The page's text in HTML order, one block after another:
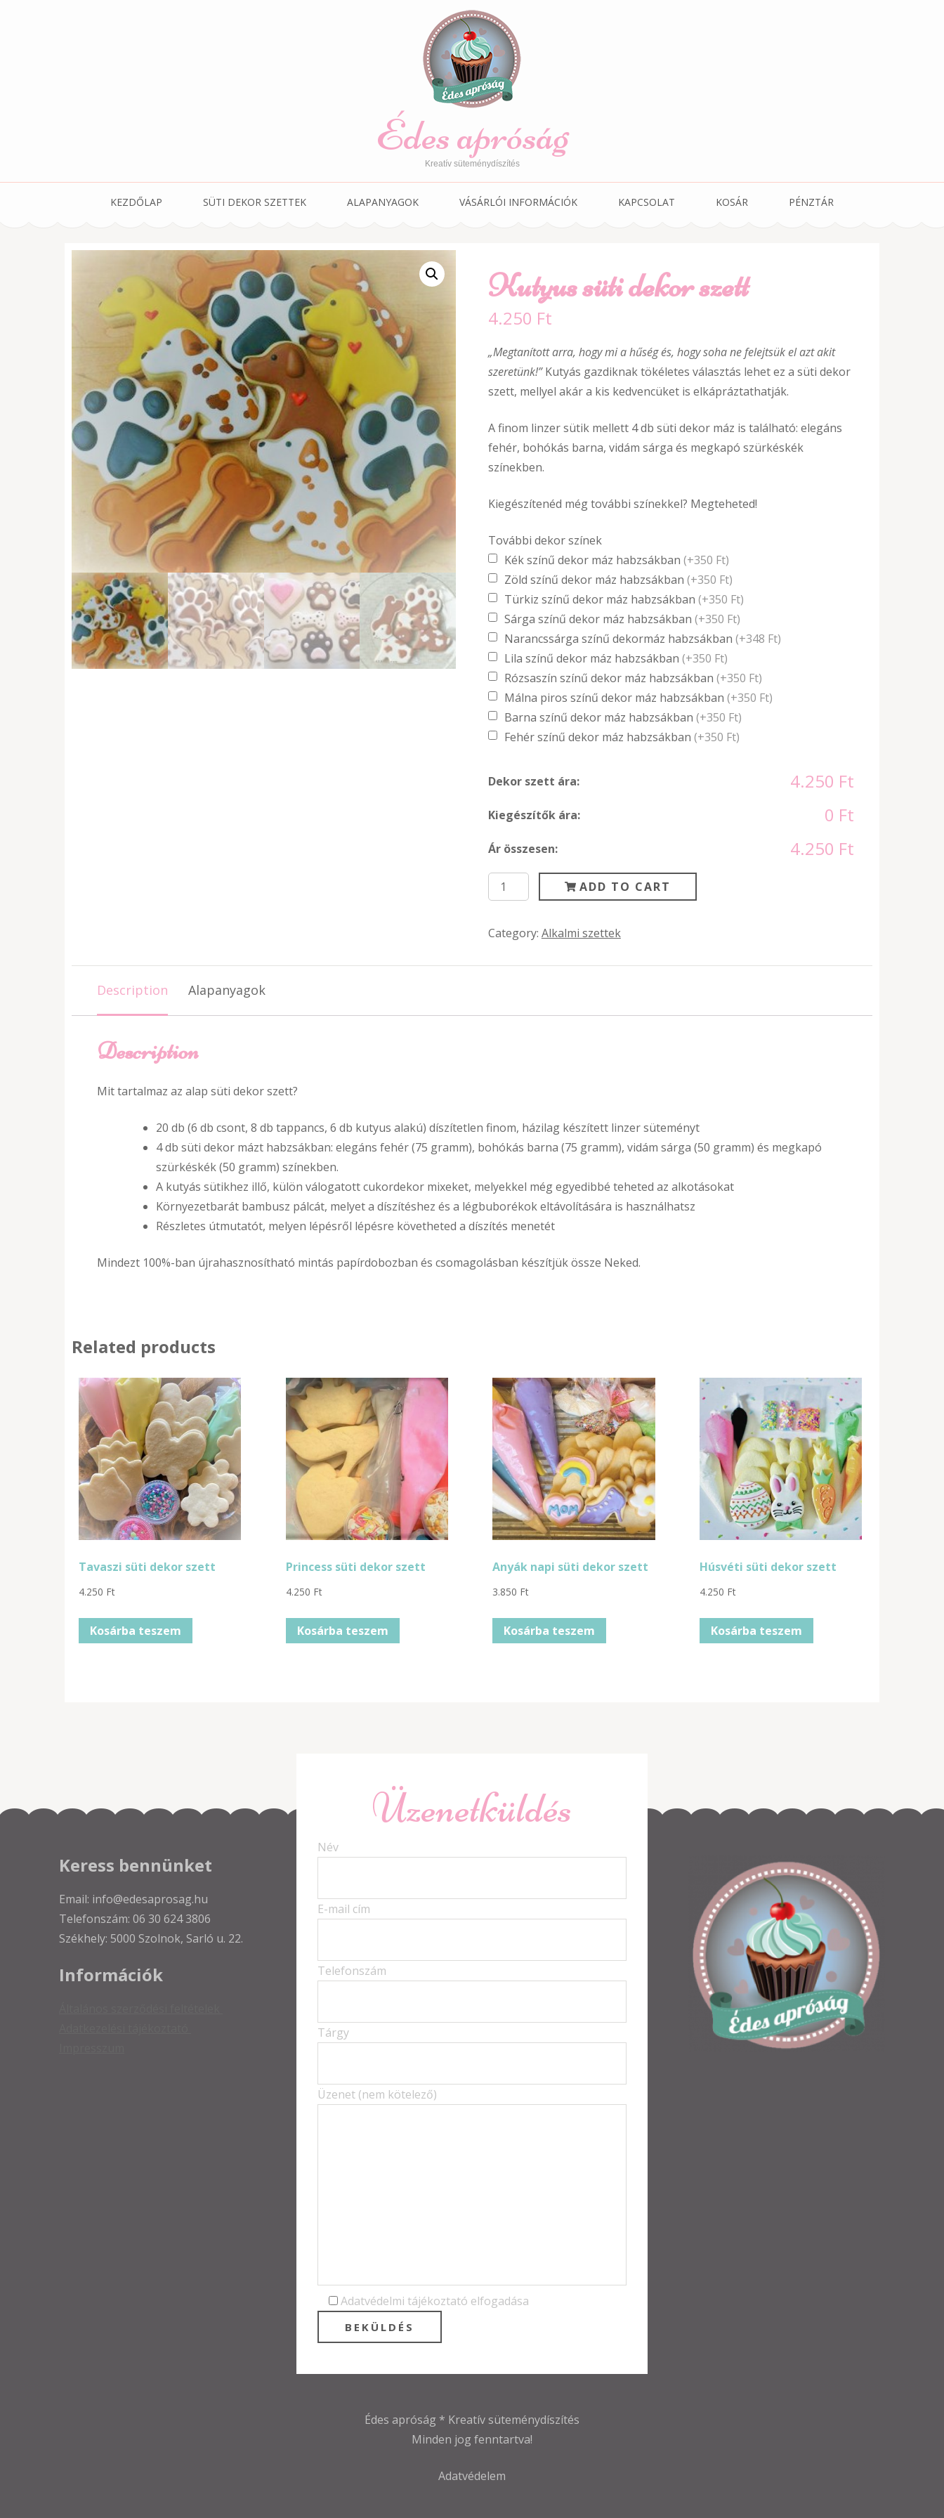
Édes apróság
Kreatív süteménydíszítés
KEZDŐLAP SÜTI DEKOR SZETTEK ALAPANYAGOK VÁSÁRLÓI INFORMÁCIÓK KAPCSOLAT KOSÁR PÉNZTÁR
Kutyus süti dekor szett
4.250 Ft
„Megtanított arra, hogy mi a hűség és, hogy soha ne felejtsük el azt akit
szeretünk!”Kutyás gazdiknak tökéletes választás lehet ez a süti dekor
szett, mellyel akár a kis kedvencüket is elkápráztathatják.
A finom linzer sütik mellett 4 db süti dekor máz is található: elegáns
fehér, bohókás barna, vidám sárga és megkapó szürkéskék
színekben.
Kiegészítenéd még további színekkel? Megteheted!
További dekor színek
Kék színű dekor máz habzsákban (+350 Ft)
Zöld színű dekor máz habzsákban (+350 Ft)
Türkiz színű dekor máz habzsákban (+350 Ft)
Sárga színű dekor máz habzsákban (+350 Ft)
Narancssárga színű dekormáz habzsákban (+348 Ft)
Lila színű dekor máz habzsákban (+350 Ft)
Rózsaszín színű dekor máz habzsákban (+350 Ft)
Málna piros színű dekor máz habzsákban (+350 Ft)
Barna színű dekor máz habzsákban (+350 Ft)
Fehér színű dekor máz habzsákban (+350 Ft)
Dekor szett ára: 4.250 Ft
Kiegészítők ára: 0 Ft
Ár összesen: 4.250 Ft
Kutyus
süti
szett
ADD TO CART
Category: Alkalmi szettek
Description Alapanyagok
Description
Mit tartalmaz az alap süti dekor szett?
20 db (6 db csont, 8 db tappancs, 6 db kutyus alakú) díszítetlen finom, házilag készített linzer süteményt
4 db süti dekor mázt habzsákban: elegáns fehér (75 gramm), bohókás barna (75 gramm), vidám sárga (50 gramm) és megkapó
szürkéskék (50 gramm) színekben.
A kutyás sütikhez illő, külön válogatott cukordekor mixeket, melyekkel még egyedibbé teheted az alkotásokat
Környezetbarát bambusz pálcát, melyet a díszítéshez és a légbuborékok eltávolítására is használhatsz
Részletes útmutatót, melyen lépésről lépésre követheted a díszítés menetét
Mindezt 100%-ban újrahasznosítható mintás papírdobozban és csomagolásban készítjük össze Neked.
Related products
Tavaszi süti dekor szett
4.250 Ft
Kosárba teszem
Princess süti dekor szett
4.250 Ft
Kosárba teszem
Anyák napi süti dekor szett
3.850 Ft
Kosárba teszem
Húsvéti süti dekor szett
4.250 Ft
Kosárba teszem
Keress bennünket
Email: info@edesaprosag.hu
Telefonszám: 06 30 624 3806
Székhely: 5000 Szolnok, Sarló u. 22.
Információk
Üzenetküldés
Név
E-mail cím
Telefonszám
Tárgy
Üzenet (nem kötelező)
Adatvédelmi tájékoztató elfogadása
Édes apróság * Kreatív süteménydíszítés
Minden jog fenntartva!
Adatvédelem